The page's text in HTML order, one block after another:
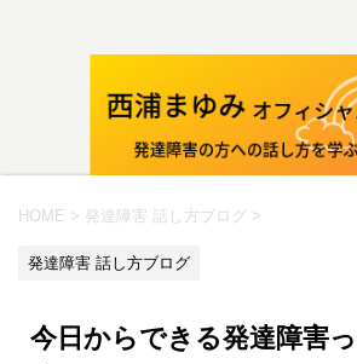
HOME > 発達障害 話し方ブログ >
発達障害 話し方ブログ
今日からできる発達障害